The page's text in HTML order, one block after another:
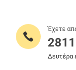
Έχετε
Δευτέρα